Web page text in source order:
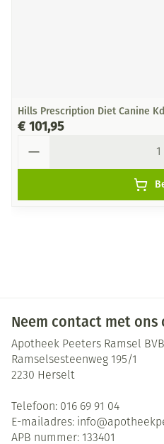
Hills Prescription Diet Canine
€ 101,95
Neem contact met ons
Apotheek Peeters Ramsel
Ramselsesteenweg 195/1
2230 Herselt
Telefoon: 016 69 91 04
E-mailadres: info@
APB nummer: 133401